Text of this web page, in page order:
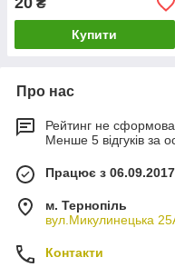
₴
Купити
Про нас
Рейтинг не
Менше 5 відгуків за
Працює з 06.09.2017
м. Тернопіль
вул.Микулинецька
Контакти